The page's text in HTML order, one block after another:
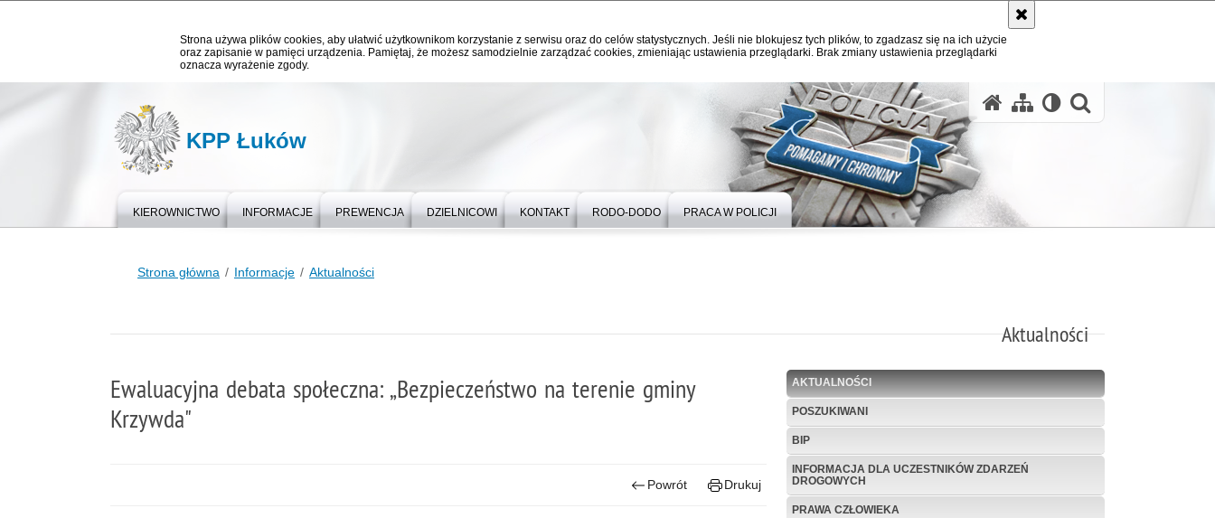
Strona używa plików cookies, aby ułatwić użytkownikom korzystanie z serwisu oraz do celów statystycznych. Jeśli nie blokujesz tych plików, to zgadzasz się na ich użycie
oraz zapisanie w pamięci urządzenia. Pamiętaj, że możesz samodzielnie zarządzać cookies, zmieniając ustawienia przeglądarki. Brak zmiany ustawienia przeglądarki
oznacza wyrażenie zgody.
KPP Łuków
KIEROWNICTWO INFORMACJE PREWENCJA DZIELNICOWI KONTAKT RODO-DODO PRACA W POLICJI
Strona główna Informacje Aktualności
Aktualności
Ewaluacyjna debata społeczna: „Bezpieczeństwo na terenie gminy
Krzywda"
Powrót Drukuj
AKTUALNOŚCI
POSZUKIWANI
BIP
INFORMACJA DLA UCZESTNIKÓW ZDARZEŃ
DROGOWYCH
PRAWA CZŁOWIEKA